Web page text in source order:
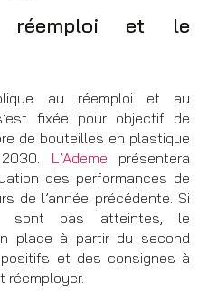
réemploi et le
au réemploi et au
fixée pour objectif de
de bouteilles en plastique
L’Ademe présentera
des performances de
de l’année précédente. Si
sont pas atteintes, le
place à partir du second
et des consignes à
réemployer.